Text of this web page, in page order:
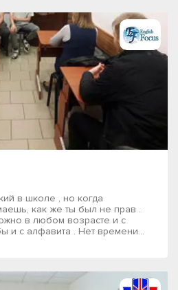
в школе , но когда
как же ты был не прав .
в любом возрасте и с
и с алфавита . Нет времени...